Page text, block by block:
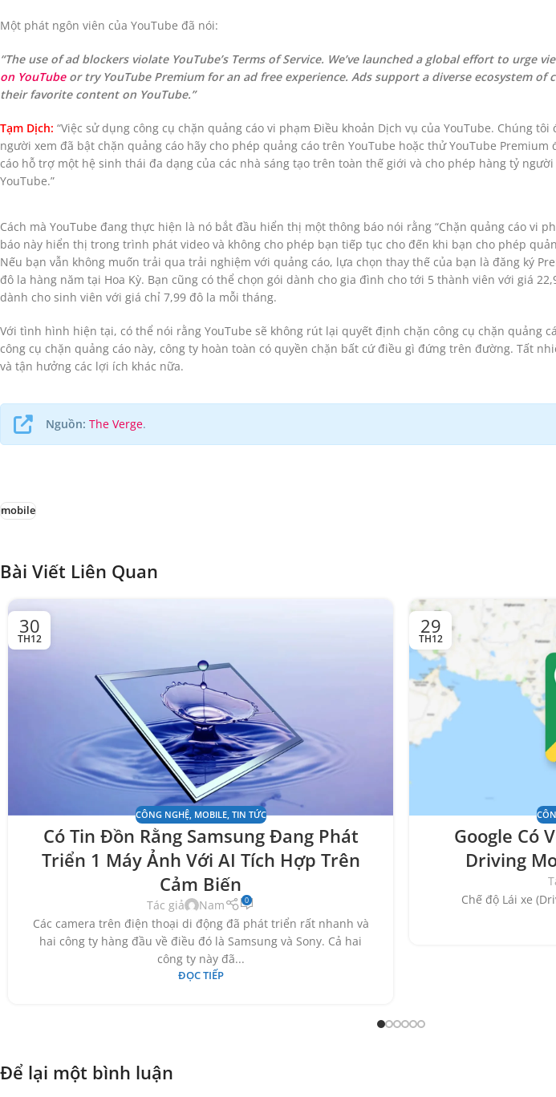
Một phát ngôn viên của YouTube đã nói:
“The use of ad blockers violate YouTube’s Terms of Service. We’ve launched a global effort to urge
on YouTubeor try YouTube Premium for an ad free experience. Ads support a diverse ecosystem of
their favorite content on YouTube.”
Tạm Dịch: “Việc sử dụng công cụ chặn quảng cáo vi phạm Điều khoản Dịch vụ của YouTube. Chúng
người xem đã bật chặn quảng cáo hãy cho phép quảng cáo trên YouTube hoặc thử YouTube
cáo hỗ trợ một hệ sinh thái đa dạng của các nhà sáng tạo trên toàn thế giới và cho phép hàng tỷ
YouTube.”
Cách mà YouTube đang thực hiện là nó bắt đầu hiển thị một thông báo nói rằng “Chặn quảng cáo vi
báo này hiển thị trong trình phát video và không cho phép bạn tiếp tục cho đến khi bạn cho phép
Nếu bạn vẫn không muốn trải qua trải nghiệm với quảng cáo, lựa chọn thay thế của bạn là đăng ký
đô la hàng năm tại Hoa Kỳ. Bạn cũng có thể chọn gói dành cho gia đình cho tới 5 thành viên với giá
dành cho sinh viên với giá chỉ 7,99 đô la mỗi tháng.
Với tình hình hiện tại, có thể nói rằng YouTube sẽ không rút lại quyết định chặn công cụ chặn quảng
công cụ chặn quảng cáo này, công ty hoàn toàn có quyền chặn bất cứ điều gì đứng trên đường. Tất
và tận hưởng các lợi ích khác nữa.
Nguồn: The Verge.
mobile
Bài Viết Liên Quan
30
TH12
CÔNG NGHỆ, MOBILE, TIN TỨC
Có Tin Đồn Rằng Samsung Đang Phát
Triển 1 Máy Ảnh Với AI Tích Hợp Trên
Cảm Biến
Tác giả Nam 0
Các camera trên điện thoại di động đã phát triển rất nhanh và
hai công ty hàng đầu về điều đó là Samsung và Sony. Cả hai
công ty này đã...
ĐỌC TIẾP
29
TH12
Google Có
Driving
Chế độ Lái xe
Để lại một bình luận